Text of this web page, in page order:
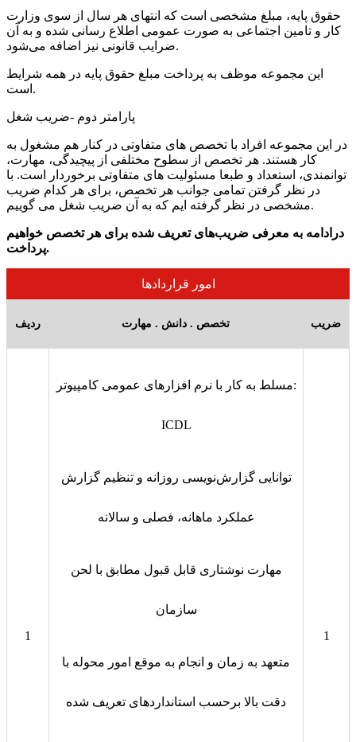
حقوق پایه، مبلغ مشخصی است که انتهای هر سال از سوی وزارت
کار و تامین اجتماعی به صورت عمومی اطلاع رسانی شده و به آن
ضرایب قانونی نیز اضافه می‌شود.
این مجموعه موظف به پرداخت مبلغ حقوق پایه در همه شرایط
است.
پارامتر دوم -ضریب شغل
در این مجموعه افراد با تخصص های متفاوتی در کنار هم مشغول به
کار هستند. هر تخصص از سطوح مختلفی از پیچیدگی، مهارت،
توانمندی، استعداد و طبعا مسئولیت های متفاوتی برخوردار است. با
در نظر گرفتن تمامی جوانب هر تخصص، برای هر کدام ضریب
مشخصی در نظر گرفته ایم که به آن ضریب شغل می گوییم.
درادامه به معرفی ضریب‌های تعریف شده برای هر تخصص خواهیم
پرداخت.
امور قراردادها
ردیف تخصص . دانش . مهارت ضریب
1
مسلط به کار با نرم افزارهای عمومی کامپیوتر:
ICDL
توانایی گزارش‌نویسی روزانه و تنظیم گزارش
عملکرد ماهانه، فصلی و سالانه
مهارت نوشتاری قابل قبول مطابق با لحن
سازمان
متعهد به زمان و انجام به موقع امور محوله با
دقت بالا برحسب استانداردهای تعریف شده
1